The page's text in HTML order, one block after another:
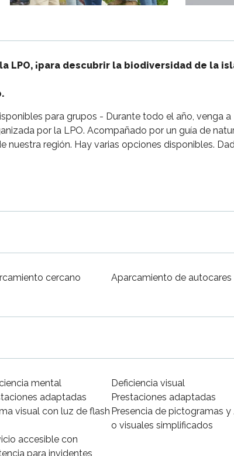
LPO, ¡para descubrir la biodiversidad de la
para grupos - Durante todo el año, venga a
por la LPO. Acompañado por un guía de
nuestra región. Hay varias opciones disponibles.
cercano
Aparcamiento de autocares
mental
adaptadas
Deficiencia visual
Prestaciones adaptadas
visual con luz de flash Presencia de pictogramas
o visuales simplificados
accesible con
para invidentes